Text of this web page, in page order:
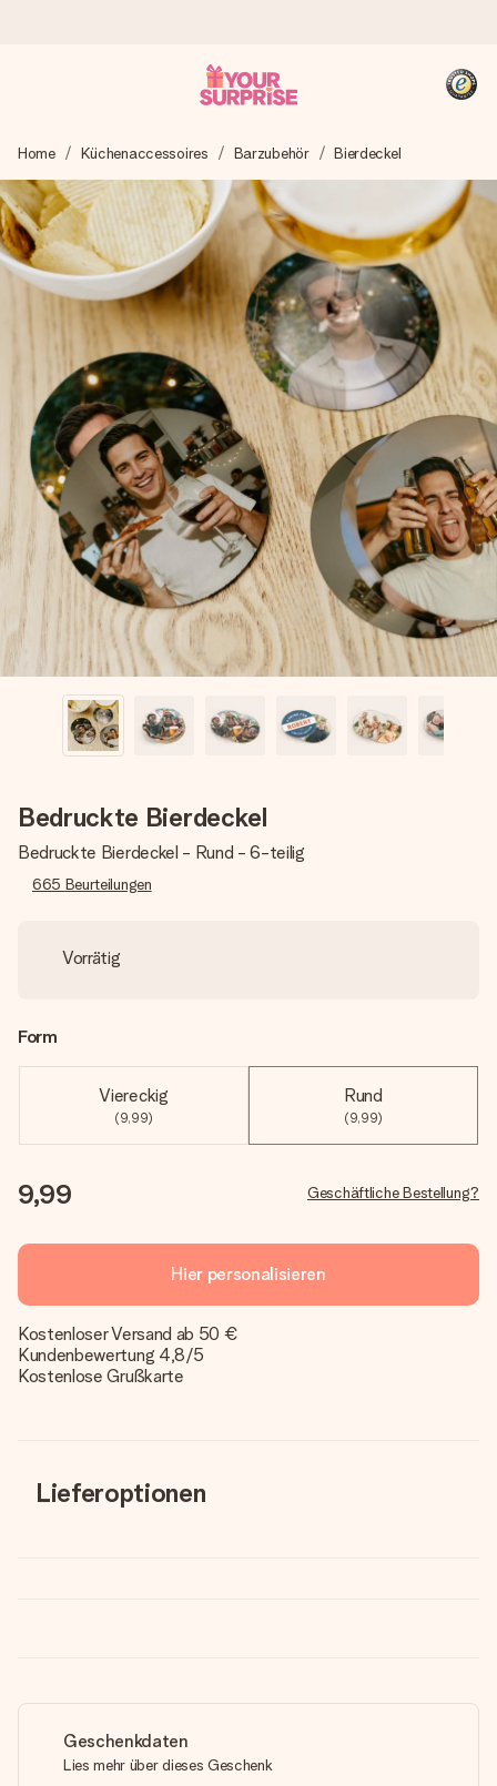
Wir bereiten dein Geschenk sorgfältig vor und schicken es
blitzschnell – damit du es genau zum richtigen Zeitpunkt
überreichen kannst, wenn es am meisten zählt.
4,8 (basierend auf +15.000 Bewertungen)
Unsere Geschenke begeistern. Kunden bewerten uns mit
4,8 bei Google Reviews (Gesamtergebnis aller Länder, in
die wir versenden).
+49 39292 929695
Montag - Freitag : 8:30 - 17:00 Uhr
Samstag - Sonntag : 8:30 - 13:00 Uhr
Home Küchenaccessoires Barzubehör Bierdeckel
Bedruckte Bierdeckel
Bedruckte Bierdeckel - Rund - 6-teilig
665 Beurteilungen
Vorrätig
Form
Viereckig
(9,99)
Rund
(9,99)
9,99 Geschäftliche Bestellung?
Hier personalisieren
Kostenloser Versand ab 50 €
Kundenbewertung 4,8/5
Kostenlose Grußkarte
Lieferoptionen
Geschenkdaten
Lies mehr über dieses Geschenk